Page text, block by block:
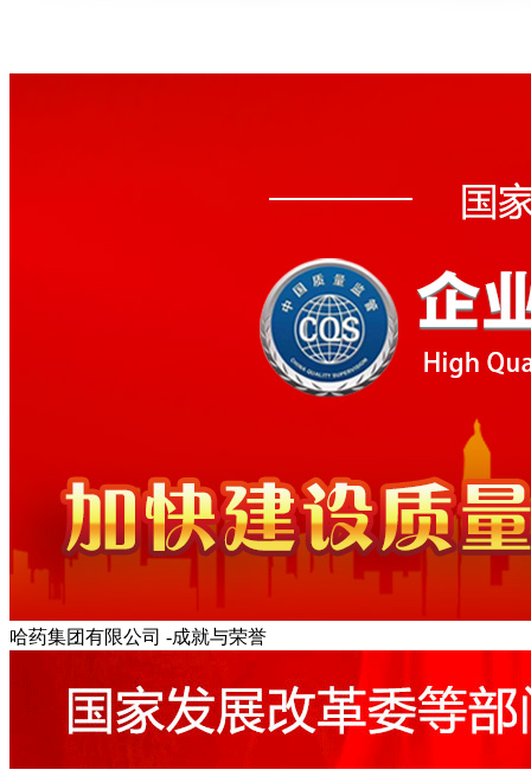
哈药集团有限公司 -成就与荣誉